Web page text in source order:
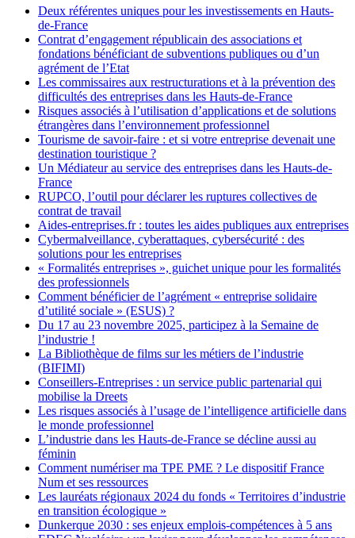
Deux référentes uniques pour les investissements en Hauts-
de-France
Contrat d’engagement républicain des associations et
fondations bénéficiant de subventions publiques ou d’un
agrément de l’Etat
Les commissaires aux restructurations et à la prévention des
difficultés des entreprises dans les Hauts-de-France
Risques associés à l’utilisation d’applications et de solutions
étrangères dans l’environnement professionnel
Tourisme de savoir-faire : et si votre entreprise devenait une
destination touristique ?
Un Médiateur au service des entreprises dans les Hauts-de-
France
RUPCO, l’outil pour déclarer les ruptures collectives de
contrat de travail
Aides-entreprises.fr : toutes les aides publiques aux entreprises
Cybermalveillance, cyberattaques, cybersécurité : des
solutions pour les entreprises
« Formalités entreprises », guichet unique pour les formalités
des professionnels
Comment bénéficier de l’agrément « entreprise solidaire
d’utilité sociale » (ESUS) ?
Du 17 au 23 novembre 2025, participez à la Semaine de
l’industrie !
La Bibliothèque de films sur les métiers de l’industrie
(BIFIMI)
Conseillers-Entreprises : un service public partenarial qui
mobilise la Dreets
Les risques associés à l’usage de l’intelligence artificielle dans
le monde professionnel
L’industrie dans les Hauts-de-France se décline aussi au
féminin
Comment numériser ma TPE PME ? Le dispositif France
Num et ses ressources
Les lauréats régionaux 2024 du fonds « Territoires d’industrie
en transition écologique »
Dunkerque 2030 : ses enjeux emplois-compétences à 5 ans